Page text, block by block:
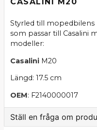
Styrled till mopedbilens
som passar till Casalini
modeller:
Casalini M20
Längd: 17.5 cm
OEM: F2140000017
Ställ en fråga om